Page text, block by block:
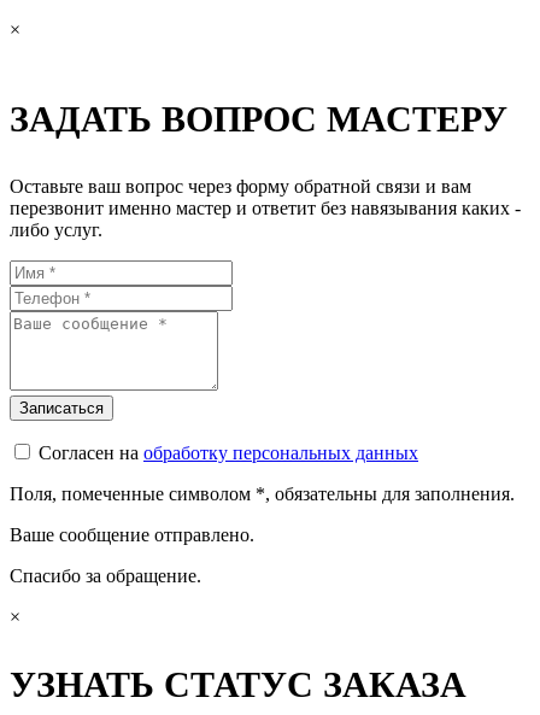
×
ЗАДАТЬ ВОПРОС МАСТЕРУ
Оставьте ваш вопрос через форму обратной связи и вам
перезвонит именно мастер и ответит без навязывания каких -
либо услуг.
Согласен на обработку персональных данных
Поля, помеченные символом *, обязательны для заполнения.
Ваше сообщение отправлено.
Спасибо за обращение.
×
УЗНАТЬ СТАТУС ЗАКАЗА